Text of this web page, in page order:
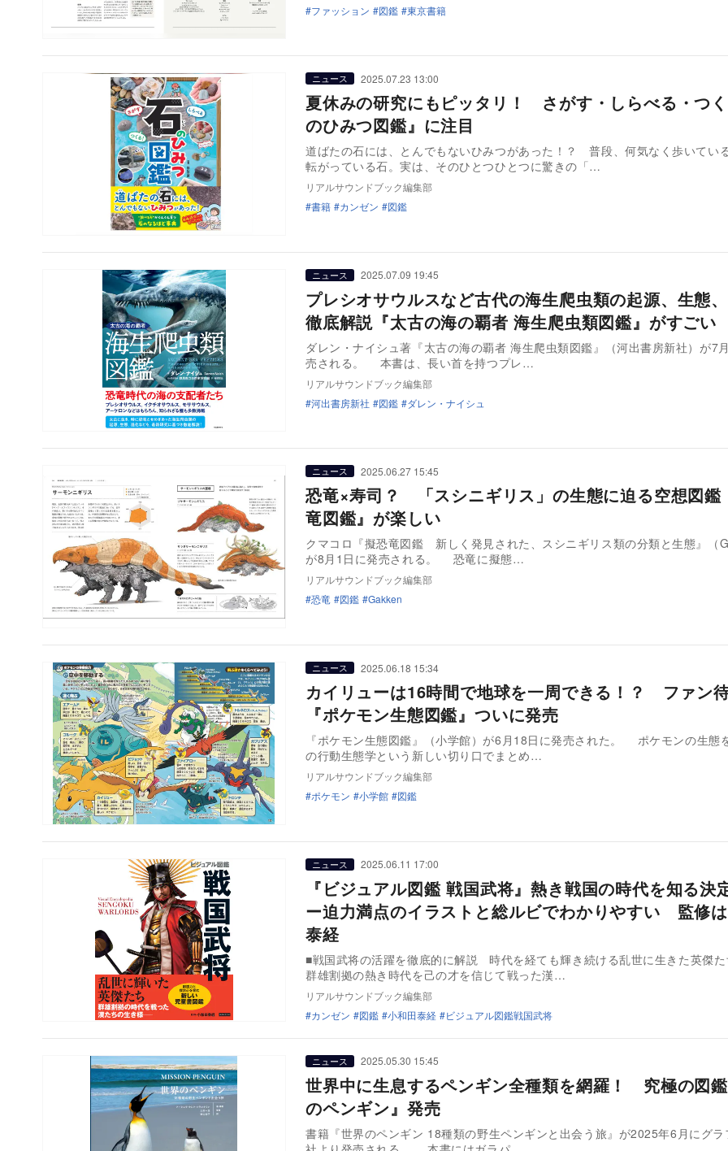
ファッション
図鑑 東京書籍
ニュース 2025.07.23 13:00
夏休みの研究にもピッタリ！ さがす・しらべる・つ
のひみつ図鑑』に注目
道ばたの石には、とんでもないひみつがあった！？ 普段、何気なく歩いてい
転がっている石。実は、そのひとつひとつに驚きの「…
リアルサウンドブック編集部
書籍
カンゼン 図鑑
ニュース 2025.07.09 19:45
プレシオサウルスなど古代の海生爬虫類の起源、生態
徹底解説『太古の海の覇者 海生爬虫類図鑑』がすごい
ダレン・ナイシュ著『太古の海の覇者 海生爬虫類図鑑』（河出書房新社）が7
売される。 本書は、長い首を持つプレ…
リアルサウンドブック編集部
河出書房新社
図鑑 ダレン・ナイシュ
ニュース 2025.06.27 15:45
恐竜×寿司？ 「スシニギリス」の生態に迫る空想図鑑
竜図鑑』が楽しい
クマコロ『擬恐竜図鑑 新しく発見された、スシニギリス類の分類と生態』（
が8月1日に発売される。 恐竜に擬態…
リアルサウンドブック編集部
恐竜
図鑑 Gakken
ニュース 2025.06.18 15:34
カイリューは16時間で地球を一周できる！？ ファン
『ポケモン生態図鑑』ついに発売
『ポケモン生態図鑑』（小学館）が6月18日に発売された。 ポケモンの生態を現実世界
の行動生態学という新しい切り口でまとめ…
リアルサウンドブック編集部
ポケモン
小学館 図鑑
ニュース 2025.06.11 17:00
『ビジュアル図鑑 戦国武将』熱き戦国の時代を知る決
ー迫力満点のイラストと総ルビでわかりやすい 監修
泰経
■戦国武将の活躍を徹底的に解説 時代を経ても輝き続ける乱世に生きた英傑た
群雄割拠の熱き時代を己の才を信じて戦った漢…
リアルサウンドブック編集部
カンゼン
図鑑 小和田泰経 ビジュアル図鑑戦国武将
ニュース 2025.05.30 15:45
世界中に生息するペンギン全種類を網羅！ 究極の図
のペンギン』発売
書籍『世界のペンギン 18種類の野生ペンギンと出会う旅』が2025年6月にグラ